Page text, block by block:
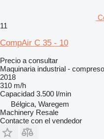
11
CompAir C 35 - 10
Precio a consultar
Maquinaria industrial -
2018
310 m/h
Capacidad 3.500 l/min
Bélgica, Waregem
Machinery Resale
Contacte con el vendedor